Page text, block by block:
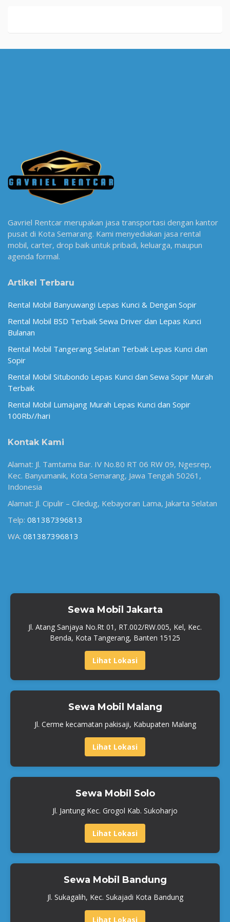
Gavriel Rentcar merupakan jasa transportasi dengan kantor
pusat di Kota Semarang. Kami menyediakan jasa rental
mobil, carter, drop baik untuk pribadi, keluarga, maupun
agenda formal.
Artikel Terbaru
Rental Mobil Banyuwangi Lepas Kunci & Dengan Sopir
Rental Mobil BSD Terbaik Sewa Driver dan Lepas Kunci
Bulanan
Rental Mobil Tangerang Selatan Terbaik Lepas Kunci dan
Sopir
Rental Mobil Situbondo Lepas Kunci dan Sewa Sopir Murah
Terbaik
Rental Mobil Lumajang Murah Lepas Kunci dan Sopir
100Rb//hari
Kontak Kami
Alamat: Jl. Tamtama Bar. IV No.80 RT 06 RW 09, Ngesrep,
Kec. Banyumanik, Kota Semarang, Jawa Tengah 50261,
Indonesia
Alamat: Jl. Cipulir – Ciledug, Kebayoran Lama, Jakarta Selatan
Telp: 081387396813
WA: 081387396813
Sewa Mobil Jakarta
Jl. Atang Sanjaya No.Rt 01, RT.002/RW.005, Kel, Kec.
Benda, Kota Tangerang, Banten 15125
Lihat Lokasi
Sewa Mobil Malang
Jl. Cerme kecamatan pakisaji, Kabupaten Malang
Lihat Lokasi
Sewa Mobil Solo
Jl. Jantung Kec. Grogol Kab. Sukoharjo
Lihat Lokasi
Sewa Mobil Bandung
Jl. Sukagalih, Kec. Sukajadi Kota Bandung
Lihat Lokasi